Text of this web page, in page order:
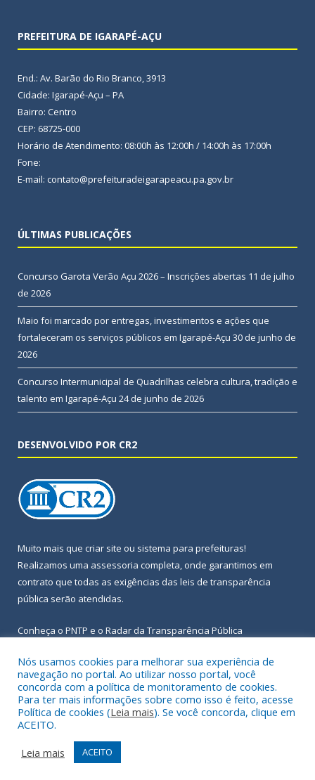
PREFEITURA DE IGARAPÉ-AÇU
End.: Av. Barão do Rio Branco, 3913
Cidade: Igarapé-Açu – PA
Bairro: Centro
CEP: 68725-000
Horário de Atendimento: 08:00h às 12:00h / 14:00h às 17:00h
Fone:
E-mail: contato@prefeituradeigarapeacu.pa.gov.br
ÚLTIMAS PUBLICAÇÕES
Concurso Garota Verão Açu 2026 – Inscrições abertas 11 de julho
de 2026
Maio foi marcado por entregas, investimentos e ações que
fortaleceram os serviços públicos em Igarapé-Açu 30 de junho de
2026
Concurso Intermunicipal de Quadrilhas celebra cultura, tradição e
talento em Igarapé-Açu 24 de junho de 2026
DESENVOLVIDO POR CR2
Muito mais que criar site ou sistema para prefeituras!
Realizamos uma assessoria completa, onde garantimos em
contrato que todas as exigências das leis de transparência
pública serão atendidas.
Conheça o PNTP e o Radar da Transparência Pública
Todos os direitos reservados a Prefeitura Municipal de Igarapé-
Açu.
Frequência Online
Acessar Área Administrativa
Nós usamos cookies para melhorar sua experiência de
navegação no portal. Ao utilizar nosso portal, você
concorda com a política de monitoramento de cookies.
Para ter mais informações sobre como isso é feito, acesse
Política de cookies (Leia mais). Se você concorda, clique em
ACEITO.
Leia mais
ACEITO